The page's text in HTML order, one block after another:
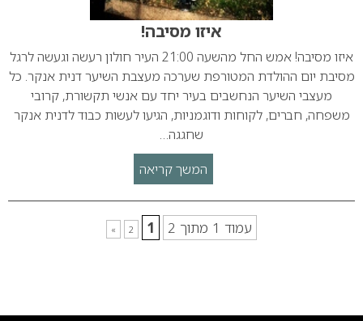
איזו מסיבה!
איזו מסיבה! אמש החל מהשעה 21:00 העיר חולון רעשה וגעשה לרגל
מסיבת יום ההולדת המטורפת שערכה מעצבת השיער דנית אנקר. כל
מעצבי השיער הנחשבים בעיר יחד עם אנשי תקשורת, קרובי
משפחה, חברים, לקוחות ודוגמניות, הגיעו לעשות כבוד לדנית אנקר
שחגגה…
המשך קריאה
עמוד 1 מתוך 2 1
2
»